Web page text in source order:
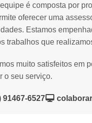
é composta por
oferecer uma
Estamos
trabalhos que
muito satisfeitos em
o seu serviço.
91467-6527